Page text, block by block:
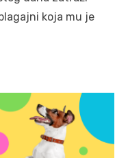
koja mu je